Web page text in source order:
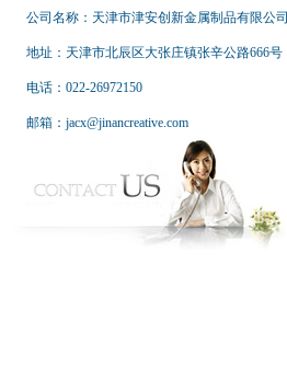
公司名称：天津市津安创新金属制品有限公司
地址：天津市北辰区大张庄镇张辛公路666号
电话：022-26972150
邮箱：jacx@jinancreative.com